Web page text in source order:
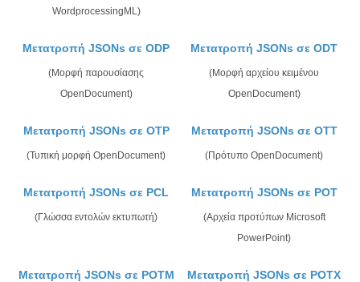
WordprocessingML)
Μετατροπή JSONs σε ODP
(Μορφή παρουσίασης
OpenDocument)
Μετατροπή JSONs σε ODT
(Μορφή αρχείου κειμένου
OpenDocument)
Μετατροπή JSONs σε OTP
(Τυπική μορφή OpenDocument)
Μετατροπή JSONs σε OTT
(Πρότυπο OpenDocument)
Μετατροπή JSONs σε PCL
(Γλώσσα εντολών εκτυπωτή)
Μετατροπή JSONs σε POT
(Αρχεία προτύπων Microsoft
PowerPoint)
Μετατροπή JSONs σε POTM Μετατροπή JSONs σε POTX